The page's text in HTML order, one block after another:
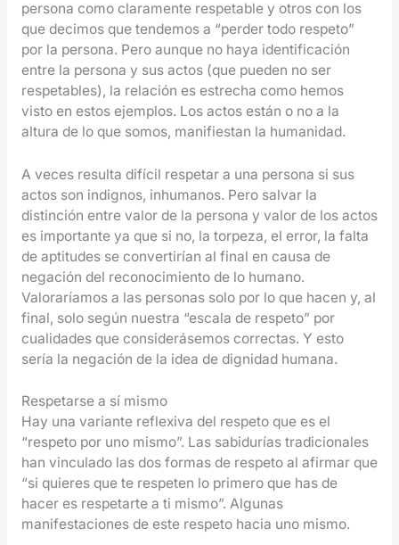
persona como claramente respetable y otros con los
que decimos que tendemos a “perder todo respeto”
por la persona. Pero aunque no haya identificación
entre la persona y sus actos (que pueden no ser
respetables), la relación es estrecha como hemos
visto en estos ejemplos. Los actos están o no a la
altura de lo que somos, manifiestan la humanidad.
A veces resulta difícil respetar a una persona si sus
actos son indignos, inhumanos. Pero salvar la
distinción entre valor de la persona y valor de los actos
es importante ya que si no, la torpeza, el error, la falta
de aptitudes se convertirían al final en causa de
negación del reconocimiento de lo humano.
Valoraríamos a las personas solo por lo que hacen y, al
final, solo según nuestra “escala de respeto” por
cualidades que considerásemos correctas. Y esto
sería la negación de la idea de dignidad humana.
Respetarse a sí mismo
Hay una variante reflexiva del respeto que es el
“respeto por uno mismo”. Las sabidurías tradicionales
han vinculado las dos formas de respeto al afirmar que
“si quieres que te respeten lo primero que has de
hacer es respetarte a ti mismo”. Algunas
manifestaciones de este respeto hacia uno mismo.